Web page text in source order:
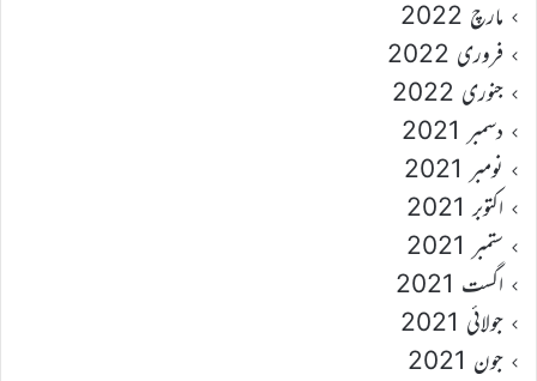
مارچ 2022
فروری 2022
جنوری 2022
دسمبر 2021
نومبر 2021
اکتوبر 2021
ستمبر 2021
اگست 2021
جولائی 2021
جون 2021